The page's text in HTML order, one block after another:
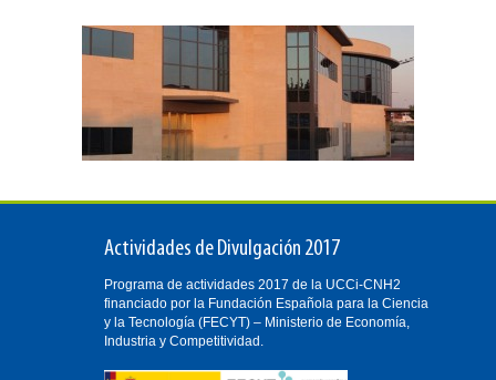
Actividades de Divulgación 2017
Programa de actividades 2017 de la UCCi-CNH2
financiado por la Fundación Española para la Ciencia
y la Tecnología (FECYT) – Ministerio de Economía,
Industria y Competitividad.